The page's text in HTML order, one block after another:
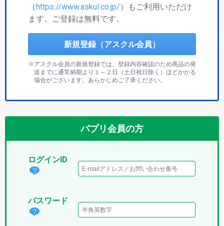
（https://www.askul.co.jp/）もご利用いただけ
ます。ご登録は無料です。
新規登録（アスクル会員）
アスクル会員の新規登録では、登録内容確認のため商品の発
送までに通常納期より１～２日（土日祝日除く）ほどかかる
場合がございます。あらかじめご了承ください。
パプリ会員の方
ログインID
ログ
IDと
パスワード
パス